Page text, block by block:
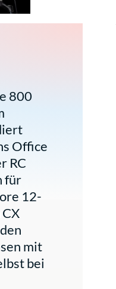
800
Office
RC
für
12-
mit
bei